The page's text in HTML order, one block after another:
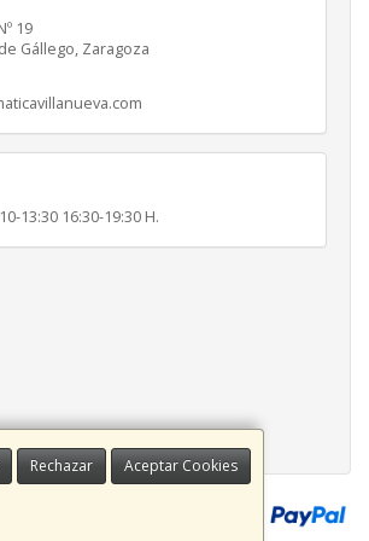
Rechazar Aceptar Cookies
19
Gállego, Zaragoza
13:30 16:30-19:30 H.